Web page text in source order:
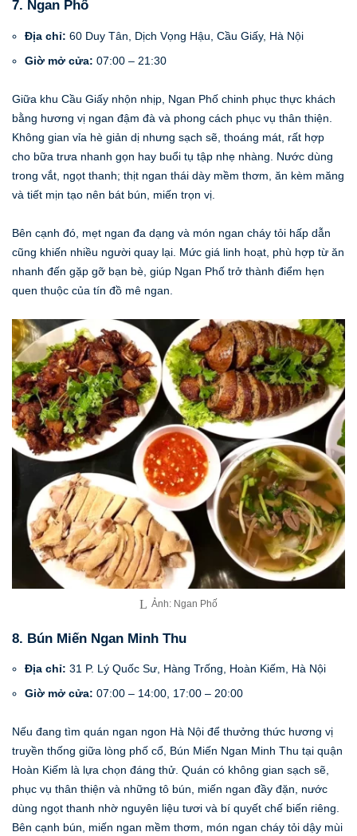
7. Ngan Phố
Địa chỉ: 60 Duy Tân, Dịch Vọng Hậu, Cầu Giấy, Hà Nội
Giờ mở cửa: 07:00 – 21:30
Giữa khu Cầu Giấy nhộn nhịp, Ngan Phố chinh phục thực khách
bằng hương vị ngan đậm đà và phong cách phục vụ thân thiện.
Không gian vỉa hè giản dị nhưng sạch sẽ, thoáng mát, rất hợp
cho bữa trưa nhanh gọn hay buổi tụ tập nhẹ nhàng. Nước dùng
trong vắt, ngọt thanh; thịt ngan thái dày mềm thơm, ăn kèm măng
và tiết mịn tạo nên bát bún, miến trọn vị.
Bên cạnh đó, mẹt ngan đa dạng và món ngan cháy tỏi hấp dẫn
cũng khiến nhiều người quay lại. Mức giá linh hoạt, phù hợp từ ăn
nhanh đến gặp gỡ bạn bè, giúp Ngan Phố trở thành điểm hẹn
quen thuộc của tín đồ mê ngan.
Ảnh: Ngan Phố
8. Bún Miến Ngan Minh Thu
Địa chỉ: 31 P. Lý Quốc Sư, Hàng Trống, Hoàn Kiếm, Hà Nội
Giờ mở cửa: 07:00 – 14:00, 17:00 – 20:00
Nếu đang tìm quán ngan ngon Hà Nội để thưởng thức hương vị
truyền thống giữa lòng phố cổ, Bún Miến Ngan Minh Thu tại quận
Hoàn Kiếm là lựa chọn đáng thử. Quán có không gian sạch sẽ,
phục vụ thân thiện và những tô bún, miến ngan đầy đặn, nước
dùng ngọt thanh nhờ nguyên liệu tươi và bí quyết chế biến riêng.
Bên cạnh bún, miến ngan mềm thơm, món ngan cháy tỏi dậy mùi